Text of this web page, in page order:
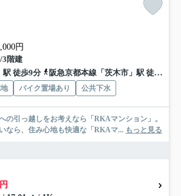
円
3階建
駅 徒歩9分
阪急京都本線「茨木市」駅 徒歩15分
バイク置場あり 公共下水
の引っ越しをお考えなら「RKAマンション」。
なら、住み心地も快適な「RKAマ... もっと見る